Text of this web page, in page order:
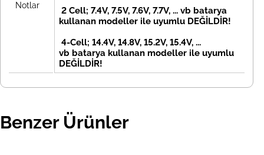
Notlar
2 Cell; 7.4V, 7.5V, 7.6V, 7.7V, ... vb batarya
kullanan modeller ile uyumlu DEĞİLDİR!
4-Cell; 14.4V, 14.8V, 15.2V, 15.4V, ...
vb batarya kullanan modeller ile uyumlu
DEĞİLDİR!
Benzer Ürünler